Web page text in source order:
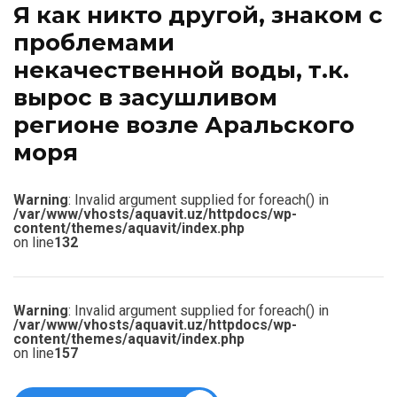
Я как никто другой, знаком c
проблемами
некачественной воды, т.к.
вырос в засушливом
регионе возле Аральского
моря
Warning: Invalid argument supplied for foreach() in
/var/www/vhosts/aquavit.uz/httpdocs/wp-
content/themes/aquavit/index.php
on line132
Warning: Invalid argument supplied for foreach() in
/var/www/vhosts/aquavit.uz/httpdocs/wp-
content/themes/aquavit/index.php
on line157